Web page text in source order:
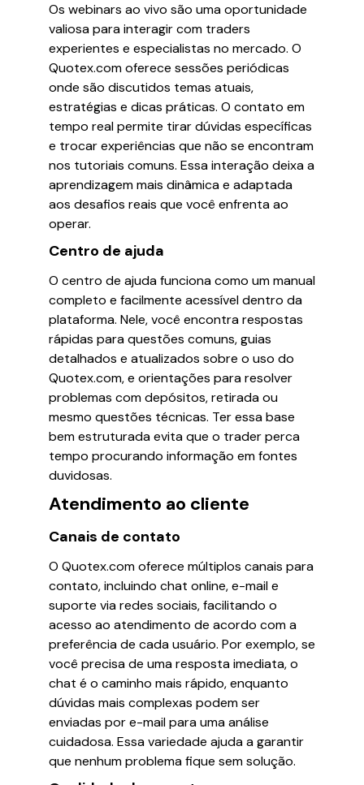
Os webinars ao vivo são uma oportunidade
valiosa para interagir com traders
experientes e especialistas no mercado. O
Quotex.com oferece sessões periódicas
onde são discutidos temas atuais,
estratégias e dicas práticas. O contato em
tempo real permite tirar dúvidas específicas
e trocar experiências que não se encontram
nos tutoriais comuns. Essa interação deixa a
aprendizagem mais dinâmica e adaptada
aos desafios reais que você enfrenta ao
operar.
Centro de ajuda
O centro de ajuda funciona como um manual
completo e facilmente acessível dentro da
plataforma. Nele, você encontra respostas
rápidas para questões comuns, guias
detalhados e atualizados sobre o uso do
Quotex.com, e orientações para resolver
problemas com depósitos, retirada ou
mesmo questões técnicas. Ter essa base
bem estruturada evita que o trader perca
tempo procurando informação em fontes
duvidosas.
Atendimento ao cliente
Canais de contato
O Quotex.com oferece múltiplos canais para
contato, incluindo chat online, e-mail e
suporte via redes sociais, facilitando o
acesso ao atendimento de acordo com a
preferência de cada usuário. Por exemplo, se
você precisa de uma resposta imediata, o
chat é o caminho mais rápido, enquanto
dúvidas mais complexas podem ser
enviadas por e-mail para uma análise
cuidadosa. Essa variedade ajuda a garantir
que nenhum problema fique sem solução.